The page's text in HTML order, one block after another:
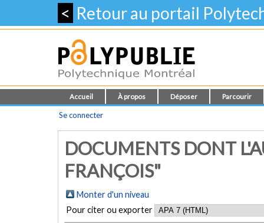
< Retour au portail
Accueil À propos Déposer Parcourir
Se connecter
DOCUMENTS DONT
FRANÇOIS"
Monter d'un niveau
Pour citer ou exporter